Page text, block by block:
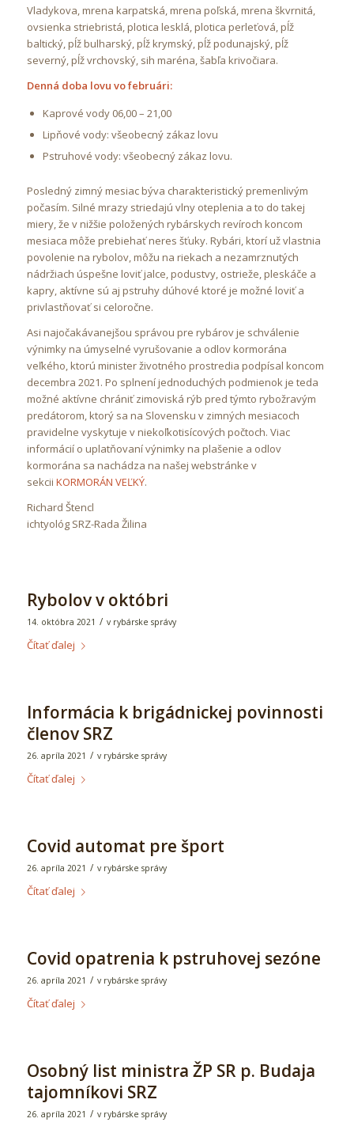
Vladykova, mrena karpatská, mrena poľská, mrena škvrnitá,
ovsienka striebristá, plotica lesklá, plotica perleťová, pĺž
baltický, pĺž bulharský, pĺž krymský, pĺž podunajský, pĺž
severný, pĺž vrchovský, sih maréna, šabľa krivočiara.
Denná doba lovu vo februári:
Kaprové vody 06,00 – 21,00
Lipňové vody: všeobecný zákaz lovu
Pstruhové vody: všeobecný zákaz lovu.
Posledný zimný mesiac býva charakteristický premenlivým
počasím. Silné mrazy striedajú vlny oteplenia a to do takej
miery, že v nižšie položených rybárskych revíroch koncom
mesiaca môže prebiehať neres šťuky. Rybári, ktorí už vlastnia
povolenie na rybolov, môžu na riekach a nezamrznutých
nádržiach úspešne loviť jalce, podustvy, ostrieže, pleskáče a
kapry, aktívne sú aj pstruhy dúhové ktoré je možné loviť a
privlastňovať si celoročne.
Asi najočakávanejšou správou pre rybárov je schválenie
výnimky na úmyselné vyrušovanie a odlov kormorána
veľkého, ktorú minister životného prostredia podpísal koncom
decembra 2021. Po splnení jednoduchých podmienok je teda
možné aktívne chrániť zimoviská rýb pred týmto rybožravým
predátorom, ktorý sa na Slovensku v zimných mesiacoch
pravidelne vyskytuje v niekoľkotisícových počtoch. Viac
informácií o uplatňovaní výnimky na plašenie a odlov
kormorána sa nachádza na našej webstránke v
sekcii KORMORÁN VEĽKÝ.
Richard Štencl
ichtyológ SRZ-Rada Žilina
Rybolov v októbri
14. októbra 2021 / v rybárske správy
Čítať ďalej
Informácia k brigádnickej povinnosti
členov SRZ
26. apríla 2021 / v rybárske správy
Čítať ďalej
Covid automat pre šport
26. apríla 2021 / v rybárske správy
Čítať ďalej
Covid opatrenia k pstruhovej sezóne
26. apríla 2021 / v rybárske správy
Čítať ďalej
Osobný list ministra ŽP SR p. Budaja
tajomníkovi SRZ
26. apríla 2021 / v rybárske správy